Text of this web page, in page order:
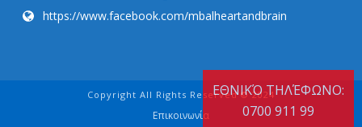
https://www.facebook.com/mbalheartandbrain
Copyright All Rights Reserved © 2024
Επικοινωνία
ΕΘΝΙΚΌ ΤΗΛΈΦΩΝΟ:
0700 911 99